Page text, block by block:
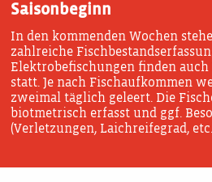
Saisonbeginn
In den kommenden Wochen
zahlreiche
Elektrobefischungen finden auch
statt. Je nach Fischaufkommen
zweimal täglich geleert. Die
biotmetrisch erfasst und ggf.
(Verletzungen, Laichreifegrad,